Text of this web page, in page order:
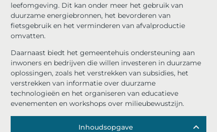
leefomgeving. Dit kan onder meer het gebruik van
duurzame energiebronnen, het bevorderen van
fietsgebruik en het verminderen van afvalproductie
omvatten.
Daarnaast biedt het gemeentehuis ondersteuning aan
inwoners en bedrijven die willen investeren in duurzame
oplossingen, zoals het verstrekken van subsidies, het
verstrekken van informatie over duurzame
technologieën en het organiseren van educatieve
evenementen en workshops over milieubewustzijn.
Inhoudsopgave